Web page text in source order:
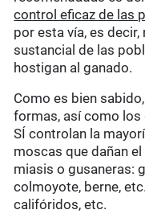
control eficaz de las
por esta vía, es
sustancial de las
hostigan al ganado.
Como es bien
formas, así como
SÍ controlan la
moscas que dañan
miasis o gusaneras:
colmoyote, berne,
califóridos, etc.